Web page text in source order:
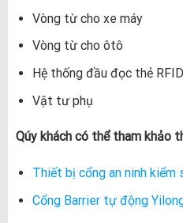
Vòng từ cho xe máy
Vòng từ cho ôtô
Hệ thống đầu đọc thẻ RFID
Vật tư phụ
Qúy khách có thể tham khảo
Thiết bị cổng an ninh
Cổng Barrier tự động